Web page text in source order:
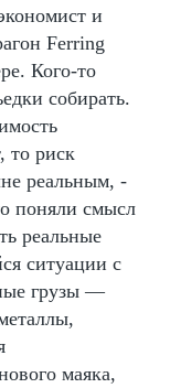
и
Ferring
Кого-то
собирать.
то риск
реальным, -
поняли смысл
реальные
ситуации с
грузы —
маяка,